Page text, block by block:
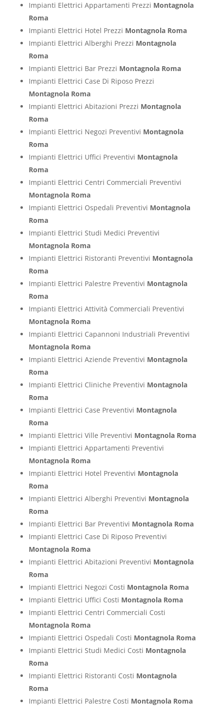
Impianti Elettrici Appartamenti Prezzi Montagnola
Roma
Impianti Elettrici Hotel Prezzi Montagnola Roma
Impianti Elettrici Alberghi Prezzi Montagnola
Roma
Impianti Elettrici Bar Prezzi Montagnola Roma
Impianti Elettrici Case Di Riposo Prezzi
Montagnola Roma
Impianti Elettrici Abitazioni Prezzi Montagnola
Roma
Impianti Elettrici Negozi Preventivi Montagnola
Roma
Impianti Elettrici Uffici Preventivi Montagnola
Roma
Impianti Elettrici Centri Commerciali Preventivi
Montagnola Roma
Impianti Elettrici Ospedali Preventivi Montagnola
Roma
Impianti Elettrici Studi Medici Preventivi
Montagnola Roma
Impianti Elettrici Ristoranti Preventivi Montagnola
Roma
Impianti Elettrici Palestre Preventivi Montagnola
Roma
Impianti Elettrici Attività Commerciali Preventivi
Montagnola Roma
Impianti Elettrici Capannoni Industriali Preventivi
Montagnola Roma
Impianti Elettrici Aziende Preventivi Montagnola
Roma
Impianti Elettrici Cliniche Preventivi Montagnola
Roma
Impianti Elettrici Case Preventivi Montagnola
Roma
Impianti Elettrici Ville Preventivi Montagnola Roma
Impianti Elettrici Appartamenti Preventivi
Montagnola Roma
Impianti Elettrici Hotel Preventivi Montagnola
Roma
Impianti Elettrici Alberghi Preventivi Montagnola
Roma
Impianti Elettrici Bar Preventivi Montagnola Roma
Impianti Elettrici Case Di Riposo Preventivi
Montagnola Roma
Impianti Elettrici Abitazioni Preventivi Montagnola
Roma
Impianti Elettrici Negozi Costi Montagnola Roma
Impianti Elettrici Uffici Costi Montagnola Roma
Impianti Elettrici Centri Commerciali Costi
Montagnola Roma
Impianti Elettrici Ospedali Costi Montagnola Roma
Impianti Elettrici Studi Medici Costi Montagnola
Roma
Impianti Elettrici Ristoranti Costi Montagnola
Roma
Impianti Elettrici Palestre Costi Montagnola Roma